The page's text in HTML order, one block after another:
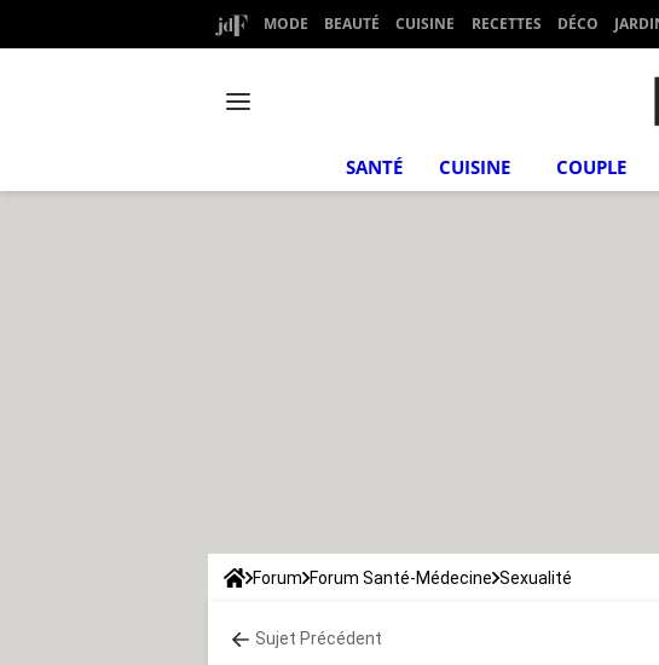
MODE BEAUTÉ CUISINE RECETTES DÉCO
SANTÉ CUISINE COUPLE
Forum Forum Santé-Médecine Sexualité
Sujet Précédent